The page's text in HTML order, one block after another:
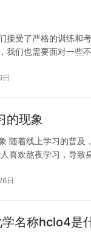
接受了严格的训练和
我们也需要面对一些
的现象
随着线上学习的普
喜欢熬夜学习，导致
日
名称hclo4是